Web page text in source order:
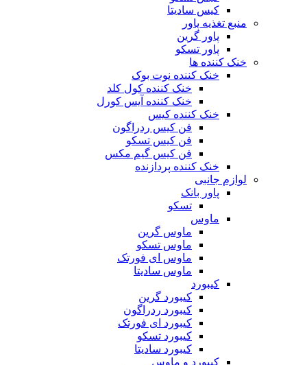
کیس سادیتا
منبع تغذیه‌ پاور
پاور گرین
پاور تسکو
خنک کننده ها
خنک کننده نوت بوک
خنک کننده کول کلد
خنک کننده آیس کورل
خنک کننده کیس
فن کیس ردراگون
فن کیس تسکو
فن کیس گیم مکس
خنک کننده پردازنده
لوازم جانبی
پاور بانک
تسکو
ماوس
ماوس گرین
ماوس تسکو
ماوس ای فورتک
ماوس سادیتا
کیبورد
کیبورد گرین
کیبورد ردراگون
کیبورد ای فورتک
کیبورد تسکو
کیبورد سادیتا
کیبورد و ماوس